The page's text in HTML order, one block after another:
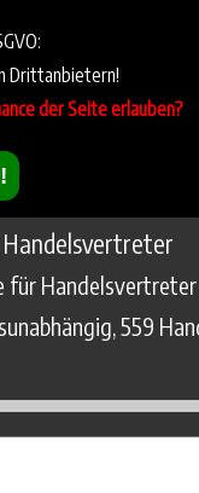
Drittanbietern!
der Seite erlauben?
für Handelsvertreter
559